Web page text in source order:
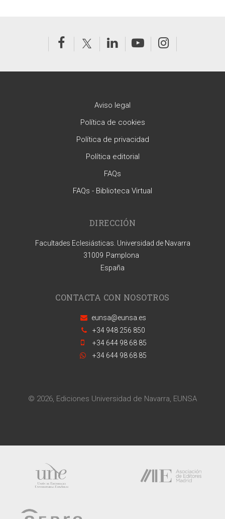
Aviso legal
Política de cookies
Política de privacidad
Política editorial
FAQs
FAQs - Biblioteca Virtual
DIRECCIÓN
Facultades Eclesiásticas. Universidad de Navarra
31009 Pamplona
España
CONTACTA CON NOSOTROS
eunsa@eunsa.es
+34 948 256 850
+34 644 98 68 85
+34 644 98 68 85
© 2026, Ediciones Universidad de Navarra, EUNSA